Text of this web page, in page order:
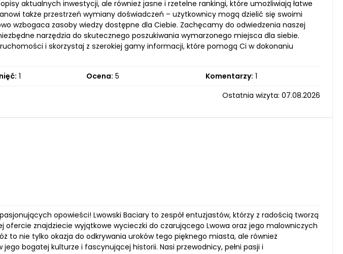
aktualnych inwestycji, ale również jasne i rzetelne rankingi, które umożliwiają łatwe
także przestrzeń wymiany doświadczeń – użytkownicy mogą dzielić się swoimi
wzbogaca zasoby wiedzy dostępne dla Ciebie. Zachęcamy do odwiedzenia naszej
narzędzia do skutecznego poszukiwania wymarzonego miejsca dla siebie.
i skorzystaj z szerokiej gamy informacji, które pomogą Ci w dokonaniu
1 Ocena: 5 Komentarzy: 1
Ostatnia wizyta: 07.08.2026
opowieści! Lwowski Baciary to zespół entuzjastów, którzy z radością tworzą
ofercie znajdziecie wyjątkowe wycieczki do czarującego Lwowa oraz jego malowniczych
to nie tylko okazja do odkrywania uroków tego pięknego miasta, ale również
bogatej kulturze i fascynującej historii. Nasi przewodnicy, pełni pasji i